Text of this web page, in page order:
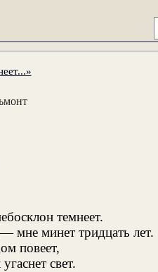
темнеет.
мне минет тридцать лет.
повеет,
свет.